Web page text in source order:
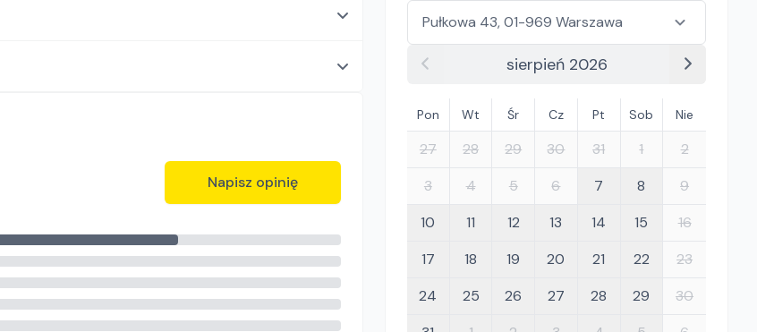
sierpień 2026
Pon Wt Śr Cz Pt Sob Nie
27 28 29 30 31 1
2
3
4 5 6 7 8
9
10
11 12 13 14 15
16
17
18 19 20 21 22
23
24
25 26 27 28 29
30
Napisz opinię